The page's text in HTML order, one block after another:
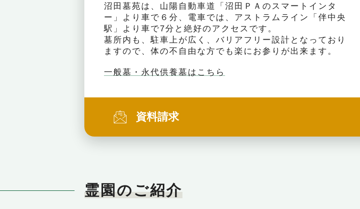
沼田墓苑は、山陽自動車道「沼田ＰＡのスマートインタ
ー」より車で６分、電車では、アストラムライン「伴中央
駅」より車で7分と絶好のアクセスです。
墓所内も、駐車上が広く、バリアフリー設計となっており
ますので、体の不自由な方でも楽にお参りが出来ます。
一般墓・永代供養墓はこちら
資料請求
霊園のご紹介